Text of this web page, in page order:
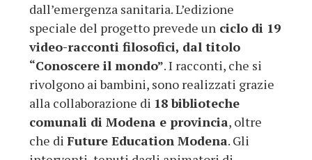
dall’emergenza sanitaria. L’edizione
speciale del progetto prevede un ciclo di 19
video-racconti filosofici, dal titolo
“Conoscere il mondo”. I racconti, che si
rivolgono ai bambini, sono realizzati grazie
alla collaborazione di 18 biblioteche
comunali di Modena e provincia, oltre
che di Future Education Modena. Gli